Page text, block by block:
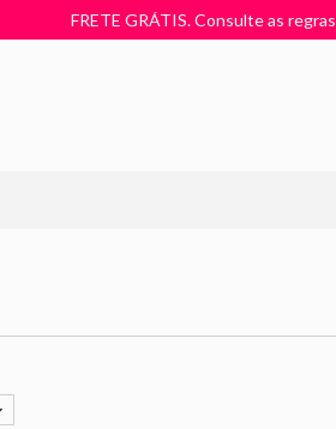
FRETE GRÁTIS. Consulte as regras